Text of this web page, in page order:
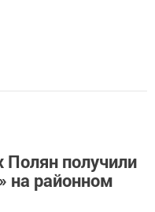
Полян получили
на районном